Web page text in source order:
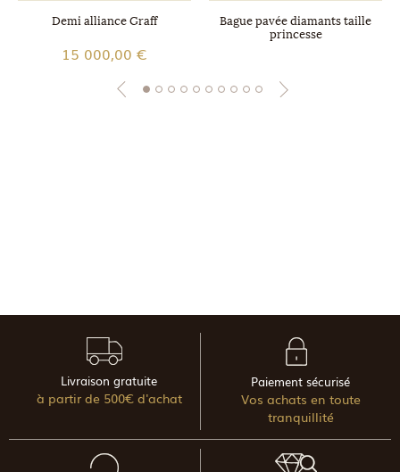
Demi alliance Graff
15 000,00 €
Bague pavée diamants taille
princesse
Livraison gratuite
à partir de 500€ d'achat
Paiement sécurisé
Vos achats en toute
tranquillité